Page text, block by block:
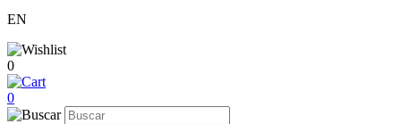
EN
0
0